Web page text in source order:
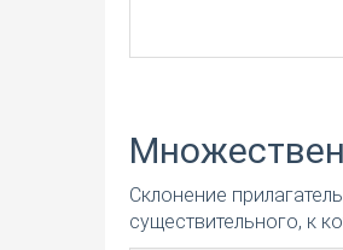
Склонение
существительного, к